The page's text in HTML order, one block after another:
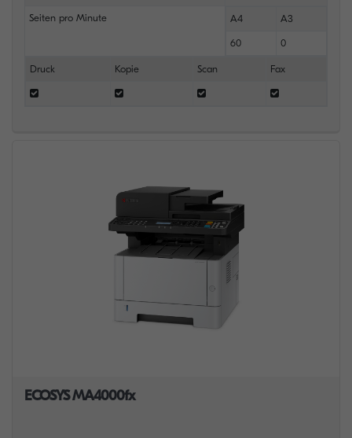
Seiten pro Minute A4 A3
60 0
Druck Kopie Scan Fax
ECOSYS MA4000fx